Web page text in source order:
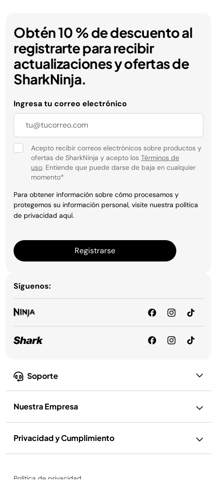
Soporte
Nuestra Empresa
Privacidad y Cumplimiento
Obtén 10 % de descuento al
registrarte para recibir
actualizaciones y ofertas de
SharkNinja.
Ingresa tu correo electrónico
Acepto recibir correos electrónicos sobre productos y
ofertas de SharkNinja y acepto los Términos de
uso. Entiende que puede darse de baja en cualquier
momento*
Para obtener información sobre cómo procesamos y
protegemos su información personal, visite nuestra política
de privacidad aquí.
Registrarse
Síguenos:
Política de privacidad